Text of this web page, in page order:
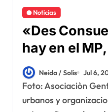
Noticias
«Des
hay en el
Colectivos
Neida / Solis Jul 6,
Foto: Asociaciòn Gente Positiva Colectivos
urbanos y